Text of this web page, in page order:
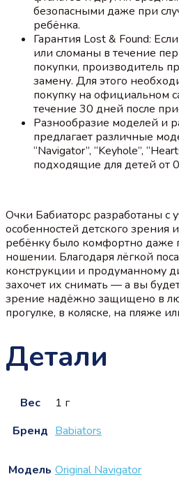
безопасными даже при
ребёнка.
Гарантия Lost & Found:
или сломаны в течение
покупки, производитель
замену. Для этого
покупку на официальном
течение 30 дней после
Разнообразие моделей и
предлагает различные
“Navigator”, “Keyhole”,
подходящие для детей от
Очки Бабиаторс разработаны с
особенностей детского зрения
ребёнку было комфортно даже
ношении. Благодаря лёгкой
конструкции и продуманному
захочет их снимать — а вы
зрение надёжно защищено в
прогулке, в коляске, на пляже
Детали
Вес
1 г
Бренд Babiators
Модель Original Navigator